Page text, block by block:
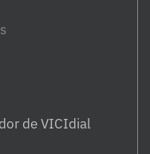
de VICIdial